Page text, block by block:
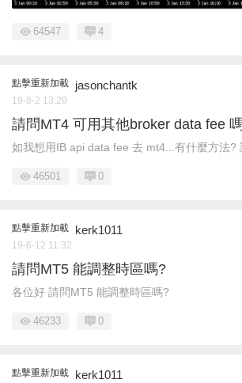
64547 4
點擊重新加載 jasonchantk
19-8-2 13:29
請問MT4 可用其他broker data fee
如我想用IB api data fee 去 mt4...有什麼方法?
46501 0
點擊重新加載 kerk1011
19-6-12 11:32
請問MT5 能調整時區嗎?
各位好 請問MT5 能調整時區嗎?
46233 0
點擊重新加載 kerk1011